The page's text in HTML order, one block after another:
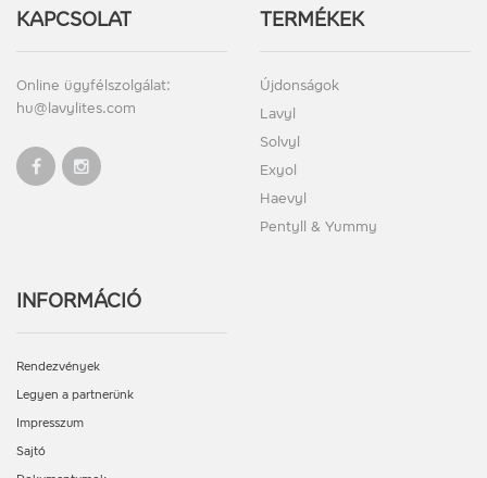
KAPCSOLAT
Online ügyfélszolgálat:
hu@lavylites.com
TERMÉKEK
Újdonságok
Lavyl
Solvyl
Exyol
Haevyl
Pentyll & Yummy
INFORMÁCIÓ
Rendezvények
Legyen a partnerünk
Impresszum
Sajtó